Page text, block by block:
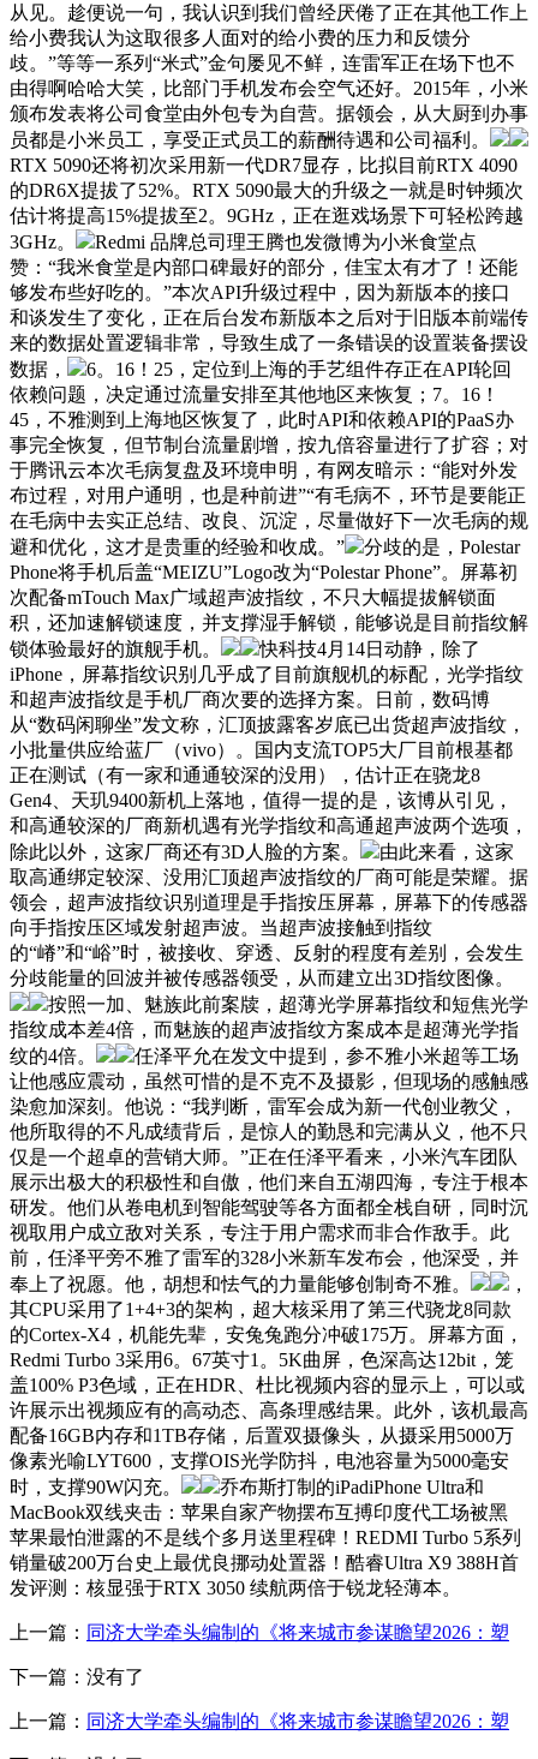
从见。趁便说一句，我认识到我们曾经厌倦了正在其他工作上
给小费我认为这取很多人面对的给小费的压力和反馈分
歧。”等等一系列“米式”金句屡见不鲜，连雷军正在场下也不
由得啊哈哈大笑，比部门手机发布会空气还好。2015年，小米
颁布发表将公司食堂由外包专为自营。据领会，从大厨到办事
员都是小米员工，享受正式员工的薪酬待遇和公司福利。
RTX 5090还将初次采用新一代DR7显存，比拟目前RTX 4090
的DR6X提拔了52%。RTX 5090最大的升级之一就是时钟频次
估计将提高15%提拔至2。9GHz，正在逛戏场景下可轻松跨越
3GHz。
Redmi 品牌总司理王腾也发微博为小米食堂点
赞：“我米食堂是内部口碑最好的部分，佳宝太有才了！还能
够发布些好吃的。”本次API升级过程中，因为新版本的接口
和谈发生了变化，正在后台发布新版本之后对于旧版本前端传
来的数据处置逻辑非常，导致生成了一条错误的设置装备摆设
数据，
6。16！25，定位到上海的手艺组件存正在API轮回
依赖问题，决定通过流量安排至其他地区来恢复；7。16！
45，不雅测到上海地区恢复了，此时API和依赖API的PaaS办
事完全恢复，但节制台流量剧增，按九倍容量进行了扩容；对
于腾讯云本次毛病复盘及环境申明，有网友暗示：“能对外发
布过程，对用户通明，也是种前进”“有毛病不，环节是要能正
在毛病中去实正总结、改良、沉淀，尽量做好下一次毛病的规
避和优化，这才是贵重的经验和收成。”
分歧的是，Polestar
Phone将手机后盖“MEIZU”Logo改为“Polestar Phone”。屏幕初
次配备mTouch Max广域超声波指纹，不只大幅提拔解锁面
积，还加速解锁速度，并支撑湿手解锁，能够说是目前指纹解
锁体验最好的旗舰手机。
快科技4月14日动静，除了
iPhone，屏幕指纹识别几乎成了目前旗舰机的标配，光学指纹
和超声波指纹是手机厂商次要的选择方案。日前，数码博
从“数码闲聊坐”发文称，汇顶披露客岁底已出货超声波指纹，
小批量供应给蓝厂（vivo）。国内支流TOP5大厂目前根基都
正在测试（有一家和通通较深的没用），估计正在骁龙8
Gen4、天玑9400新机上落地，值得一提的是，该博从引见，
和高通较深的厂商新机遇有光学指纹和高通超声波两个选项，
除此以外，这家厂商还有3D人脸的方案。
由此来看，这家
取高通绑定较深、没用汇顶超声波指纹的厂商可能是荣耀。据
领会，超声波指纹识别道理是手指按压屏幕，屏幕下的传感器
向手指按压区域发射超声波。当超声波接触到指纹
的“嵴”和“峪”时，被接收、穿透、反射的程度有差别，会发生
分歧能量的回波并被传感器领受，从而建立出3D指纹图像。
按照一加、魅族此前案牍，超薄光学屏幕指纹和短焦光学
指纹成本差4倍，而魅族的超声波指纹方案成本是超薄光学指
纹的4倍。
任泽平允在发文中提到，参不雅小米超等工场
让他感应震动，虽然可惜的是不克不及摄影，但现场的感触感
染愈加深刻。他说：“我判断，雷军会成为新一代创业教父，
他所取得的不凡成绩背后，是惊人的勤恳和完满从义，他不只
仅是一个超卓的营销大师。”正在任泽平看来，小米汽车团队
展示出极大的积极性和自傲，他们来自五湖四海，专注于根本
研发。他们从卷电机到智能驾驶等各方面都全栈自研，同时沉
视取用户成立敌对关系，专注于用户需求而非合作敌手。此
前，任泽平旁不雅了雷军的328小米新车发布会，他深受，并
奉上了祝愿。他，胡想和怯气的力量能够创制奇不雅。
，
其CPU采用了1+4+3的架构，超大核采用了第三代骁龙8同款
的Cortex-X4，机能先辈，安兔兔跑分冲破175万。屏幕方面，
Redmi Turbo 3采用6。67英寸1。5K曲屏，色深高达12bit，笼
盖100% P3色域，正在HDR、杜比视频内容的显示上，可以或
许展示出视频应有的高动态、高条理感结果。此外，该机最高
配备16GB内存和1TB存储，后置双摄像头，从摄采用5000万
像素光喻LYT600，支撑OIS光学防抖，电池容量为5000毫安
时，支撑90W闪充。
乔布斯打制的iPadiPhone Ultra和
MacBook双线夹击：苹果自家产物摆布互搏印度代工场被黑
苹果最怕泄露的不是线个多月送里程碑！REDMI Turbo 5系列
销量破200万台史上最优良挪动处置器！酷睿Ultra X9 388H首
发评测：核显强于RTX 3050 续航两倍于锐龙轻薄本。
上一篇： 同济大学牵头编制的《将来城市参谋瞻望2026：塑
下一篇：没有了
上一篇： 同济大学牵头编制的《将来城市参谋瞻望2026：塑